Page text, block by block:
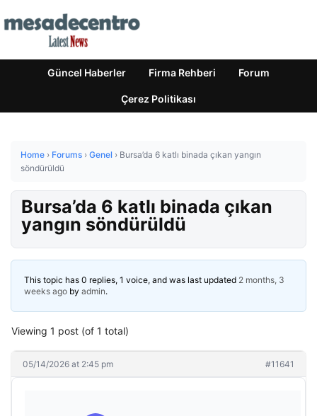
Güncel Haberler Firma Rehberi Forum
Çerez Politikası
Home › Forums › Genel › Bursa’da 6 katlı binada çıkan yangın
söndürüldü
Bursa’da 6 katlı binada çıkan
yangın söndürüldü
This topic has 0 replies, 1 voice, and was last updated 2 months, 3
weeks ago by admin.
Viewing 1 post (of 1 total)
05/14/2026 at 2:45 pm #11641